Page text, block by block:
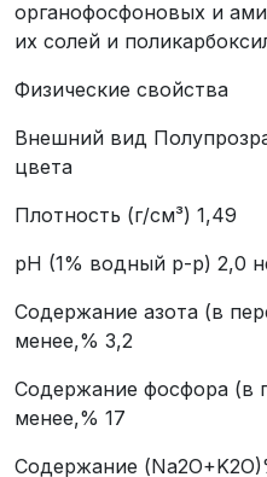
органофосфоновых и
их солей и
Физические свойства
Внешний вид
цвета
Плотность (г/см³) 1,49
pH (1% водный р-р) 2,0
Содержание азота (в
менее,% 3,2
Содержание фосфора (в
менее,% 17
Содержание